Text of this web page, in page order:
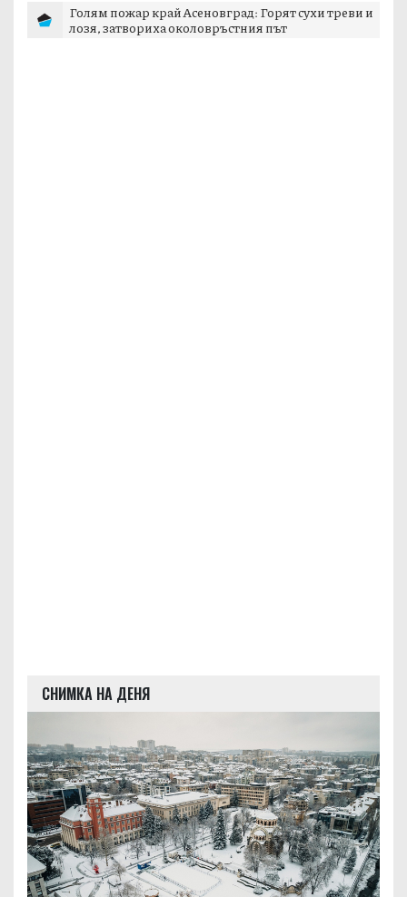
Голям пожар край Асеновград: Горят сухи треви и
лозя, затвориха околовръстния път
СНИМКА НА ДЕНЯ